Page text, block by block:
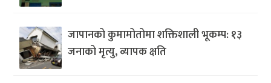
जापानको कुमामोतोमा शक्तिशाली भूकम्प: १३
जनाको मृत्यु, व्यापक क्षति